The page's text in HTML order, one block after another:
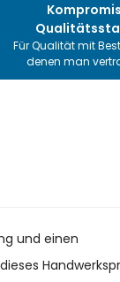
Für Qualität mit
denen man
und einen